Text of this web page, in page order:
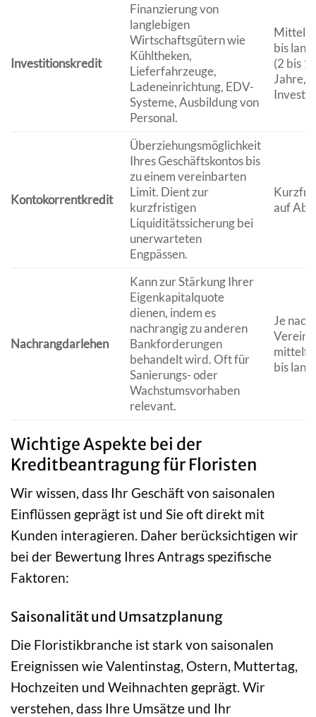
Investitionskredit
Finanzierung von
langlebigen
Wirtschaftsgütern wie
Kühltheken,
Lieferfahrzeuge,
Ladeneinrichtung, EDV-
Systeme, Ausbildung von
Personal.
bis
(2 bis
Jahre,
Kontokorrentkredit
Überziehungsmöglichkeit
Ihres Geschäftskontos bis
zu einem vereinbarten
Limit. Dient zur
kurzfristigen
Liquiditätssicherung bei
unerwarteten
Engpässen.
auf
Nachrangdarlehen
Kann zur Stärkung Ihrer
Eigenkapitalquote
dienen, indem es
nachrangig zu anderen
Bankforderungen
behandelt wird. Oft für
Sanierungs- oder
Wachstumsvorhaben
relevant.
Je nach
bis
Wichtige Aspekte bei der
Kreditbeantragung für Floristen
Wir wissen, dass Ihr Geschäft von saisonalen
Einflüssen geprägt ist und Sie oft direkt mit
Kunden interagieren. Daher berücksichtigen wir
bei der Bewertung Ihres Antrags spezifische
Faktoren:
Saisonalität und Umsatzplanung
Die Floristikbranche ist stark von saisonalen
Ereignissen wie Valentinstag, Ostern, Muttertag,
Hochzeiten und Weihnachten geprägt. Wir
verstehen, dass Ihre Umsätze und Ihr